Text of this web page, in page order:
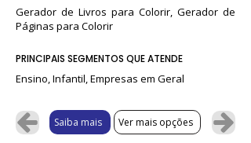
Gerador de Livros para Colorir, Gerador de
Páginas para Colorir
PRINCIPAIS SEGMENTOS QUE ATENDE
Ensino, Infantil, Empresas em Geral
Saiba mais Ver mais opções